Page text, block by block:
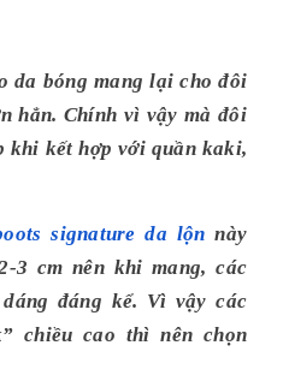
da bóng mang lại cho đôi
hẳn. Chính vì vậy mà đôi
khi kết hợp với quần kaki,
signature da lộn này
3 cm nên khi mang, các
đáng kể. Vì vậy các
chiều cao thì nên chọn